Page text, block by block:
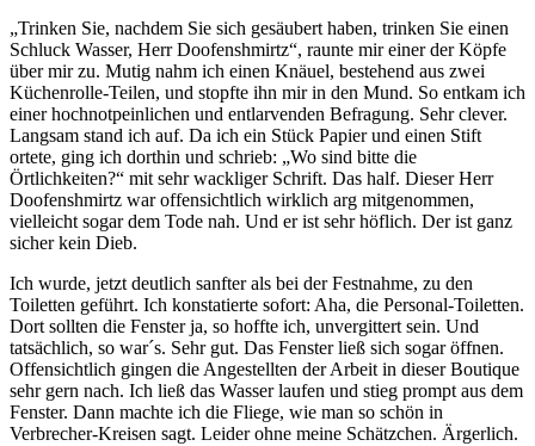
„Trinken Sie, nachdem Sie sich gesäubert haben, trinken Sie einen
Schluck Wasser, Herr Doofenshmirtz“, raunte mir einer der Köpfe
über mir zu. Mutig nahm ich einen Knäuel, bestehend aus zwei
Küchenrolle-Teilen, und stopfte ihn mir in den Mund. So entkam ich
einer hochnotpeinlichen und entlarvenden Befragung. Sehr clever.
Langsam stand ich auf. Da ich ein Stück Papier und einen Stift
ortete, ging ich dorthin und schrieb: „Wo sind bitte die
Örtlichkeiten?“ mit sehr wackliger Schrift. Das half. Dieser Herr
Doofenshmirtz war offensichtlich wirklich arg mitgenommen,
vielleicht sogar dem Tode nah. Und er ist sehr höflich. Der ist ganz
sicher kein Dieb.
Ich wurde, jetzt deutlich sanfter als bei der Festnahme, zu den
Toiletten geführt. Ich konstatierte sofort: Aha, die Personal-Toiletten.
Dort sollten die Fenster ja, so hoffte ich, unvergittert sein. Und
tatsächlich, so war´s. Sehr gut. Das Fenster ließ sich sogar öffnen.
Offensichtlich gingen die Angestellten der Arbeit in dieser Boutique
sehr gern nach. Ich ließ das Wasser laufen und stieg prompt aus dem
Fenster. Dann machte ich die Fliege, wie man so schön in
Verbrecher-Kreisen sagt. Leider ohne meine Schätzchen. Ärgerlich.